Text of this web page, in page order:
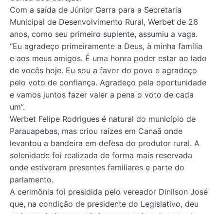
Com a saída de Júnior Garra para a Secretaria
Municipal de Desenvolvimento Rural, Werbet de 26
anos, como seu primeiro suplente, assumiu a vaga.
“Eu agradeço primeiramente a Deus, à minha família
e aos meus amigos. É uma honra poder estar ao lado
de vocês hoje. Eu sou a favor do povo e agradeço
pelo voto de confiança. Agradeço pela oportunidade
e vamos juntos fazer valer a pena o voto de cada
um”.
Werbet Felipe Rodrigues é natural do município de
Parauapebas, mas criou raízes em Canaã onde
levantou a bandeira em defesa do produtor rural. A
solenidade foi realizada de forma mais reservada
onde estiveram presentes familiares e parte do
parlamento.
A cerimônia foi presidida pelo vereador Dinilson José
que, na condição de presidente do Legislativo, deu